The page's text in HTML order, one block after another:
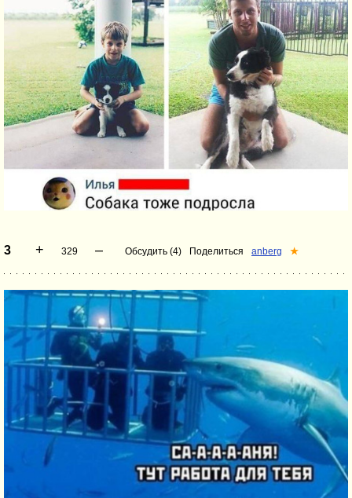
3 + 329 – Обсудить (4) Поделиться anberg ★